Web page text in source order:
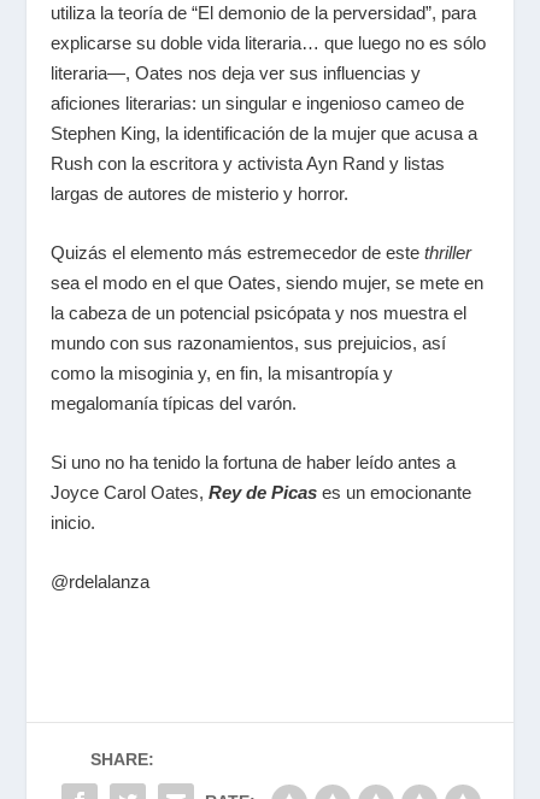
utiliza la teoría de “El demonio de la perversidad”, para
explicarse su doble vida literaria… que luego no es sólo
literaria—, Oates nos deja ver sus influencias y
aficiones literarias: un singular e ingenioso cameo de
Stephen King, la identificación de la mujer que acusa a
Rush con la escritora y activista Ayn Rand y listas
largas de autores de misterio y horror.
Quizás el elemento más estremecedor de estethriller
sea el modo en el que Oates, siendo mujer, se mete en
la cabeza de un potencial psicópata y nos muestra el
mundo con sus razonamientos, sus prejuicios, así
como la misoginia y, en fin, la misantropía y
megalomanía típicas del varón.
Si uno no ha tenido la fortuna de haber leído antes a
Joyce Carol Oates,Rey de Picas es un emocionante
inicio.
@rdelalanza
SHARE: